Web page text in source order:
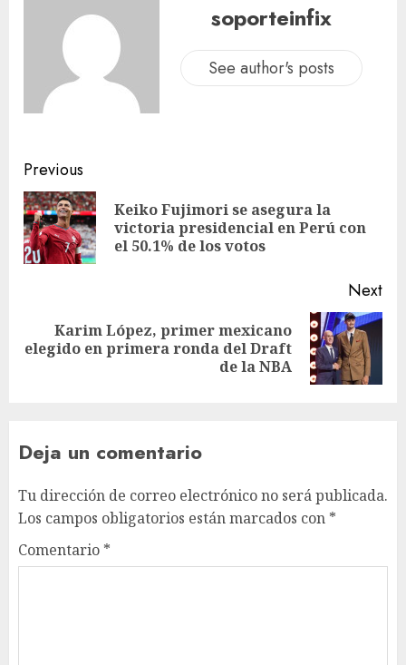
soporteinfix
See author's posts
Previous
Keiko Fujimori se asegura la
victoria presidencial en Perú con
el 50.1% de los votos
Next
Karim López, primer mexicano
elegido en primera ronda del Draft
de la NBA
Deja un comentario
Tu dirección de correo electrónico no será publicada.
Los campos obligatorios están marcados con *
Comentario *